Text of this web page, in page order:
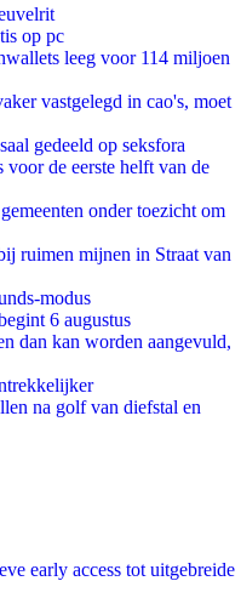
op pc
leeg voor 114 miljoen
vastgelegd in cao's, moet
gedeeld op seksfora
de eerste helft van de
onder toezicht om
ruimen mijnen in Straat van
modus
6 augustus
dan kan worden aangevuld,
na golf van diefstal en
early access tot uitgebreide